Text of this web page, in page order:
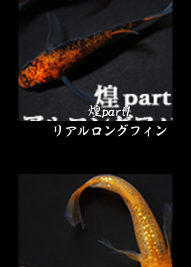
煌part1
リアルロングフィン